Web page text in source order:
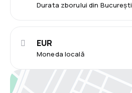
Durata zborului din București
Moneda locală
EUR